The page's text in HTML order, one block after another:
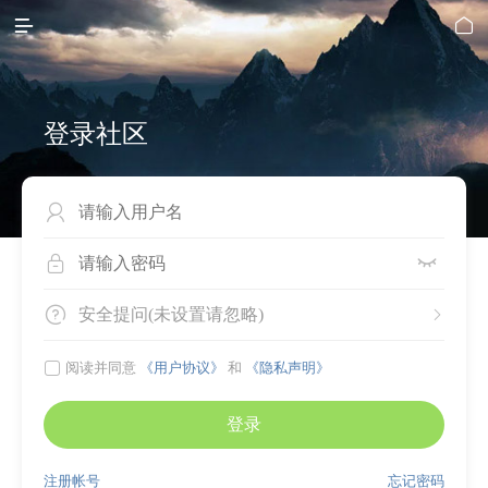
 
登录社区

 
 
安全提问(未设置请忽略)
 阅读并同意 《用户协议》 和 《隐私声明》
登录
忘记密码
注册帐号